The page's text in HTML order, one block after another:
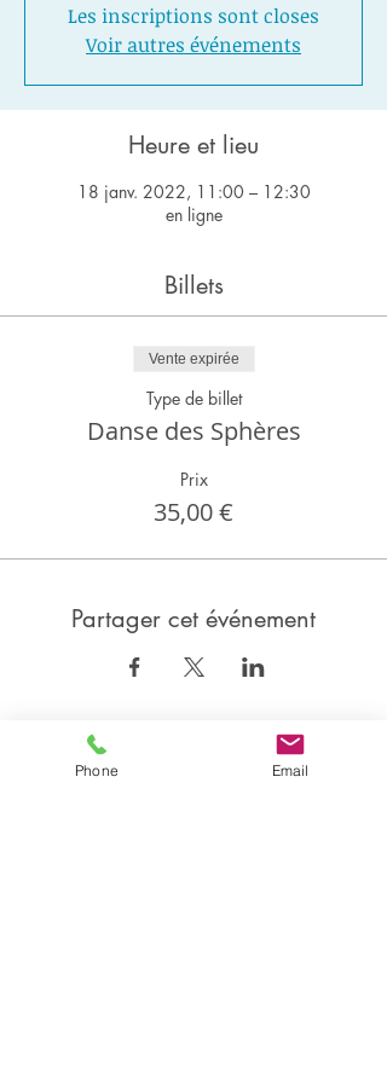
Les inscriptions sont closes
Voir autres événements
Heure et lieu
18 janv. 2022, 11:00 – 12:30
en ligne
Billets
Vente expirée
Type de billet
Danse des Sphères
Prix
35,00 €
Partager cet événement
Phone Email